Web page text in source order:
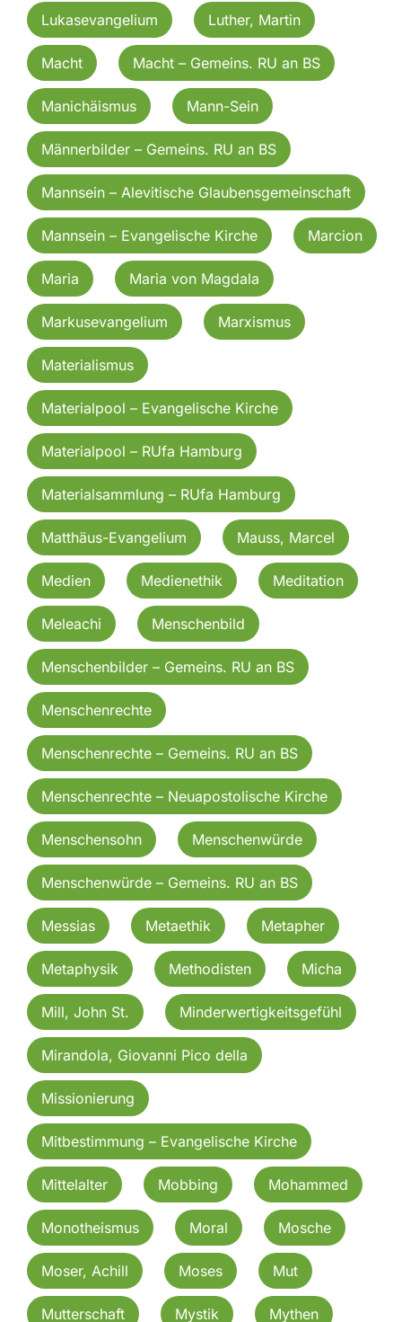
Lukasevangelium Luther, Martin
Macht Macht – Gemeins. RU an BS
Manichäismus Mann-Sein
Männerbilder – Gemeins. RU an BS
Mannsein – Alevitische Glaubensgemeinschaft
Mannsein – Evangelische Kirche Marcion
Maria Maria von Magdala
Markusevangelium Marxismus
Materialismus
Materialpool – Evangelische Kirche
Materialpool – RUfa Hamburg
Materialsammlung – RUfa Hamburg
Matthäus-Evangelium Mauss, Marcel
Medien Medienethik Meditation
Meleachi Menschenbild
Menschenbilder – Gemeins. RU an BS
Menschenrechte
Menschenrechte – Gemeins. RU an BS
Menschenrechte – Neuapostolische Kirche
Menschensohn Menschenwürde
Menschenwürde – Gemeins. RU an BS
Messias Metaethik Metapher
Metaphysik Methodisten Micha
Mill, John St. Minderwertigkeitsgefühl
Mirandola, Giovanni Pico della
Missionierung
Mitbestimmung – Evangelische Kirche
Mittelalter Mobbing Mohammed
Monotheismus Moral Mosche
Moser, Achill Moses Mut
Mutterschaft Mystik Mythen